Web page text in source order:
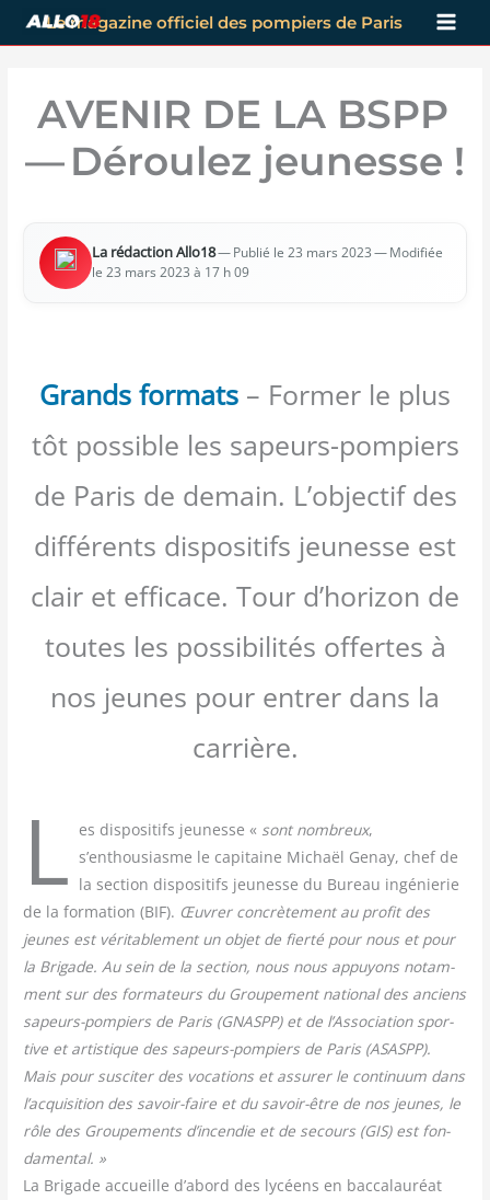
Aller
au
Le magazine officiel des pompiers de Paris
AVENIR DE LA BSPP
— Déroulez jeunesse !
La rédac­tion Allo18— Publié le 23 mars 2023 — Modi­fiée
le 23 mars 2023 à 17 h 09
Grands formats – Former le plus
tôt possible les sapeurs-pompiers
de Paris de demain. L’objectif des
différents dispositifs jeunesse est
clair et efficace. Tour d’horizon de
toutes les possibilités offertes à
nos jeunes pour entrer dans la
carrière.
L es dis­po­si­tifs jeu­nesse « sont nom­breux,
s’enthousiasme le capi­taine Michaël Genay, chef de
la sec­tion dis­po­si­tifs jeu­nesse du Bureau ingé­nie­rie
de la for­ma­tion (BIF). Œuvrer concrè­te­ment au pro­fit des
jeunes est véri­ta­ble­ment un objet de fier­té pour nous et pour
la Bri­gade. Au sein de la sec­tion, nous nous appuyons notam­
ment sur des for­ma­teurs du Grou­pe­ment natio­nal des anciens
sapeurs-pom­piers de Paris (GNASPP) et de l’Association spor­
tive et artis­tique des sapeurs-pom­piers de Paris (ASASPP).
Mais pour sus­ci­ter des voca­tions et assu­rer le conti­nuum dans
l’acquisition des savoir-faire et du savoir-être de nos jeunes, le
rôle des Grou­pe­ments d’incendie et de secours (GIS) est fon­
da­men­tal. »
La Bri­gade accueille d’abord des lycéens en bac­ca­lau­réat